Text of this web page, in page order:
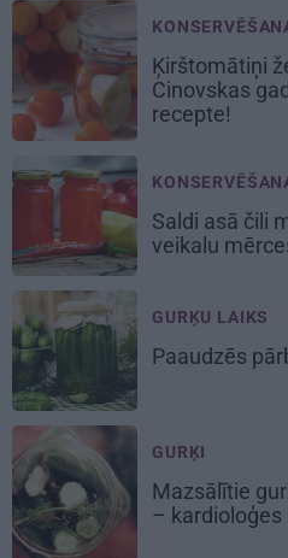
Ķirštomātiņi
Cinovskas
recepte!
Saldi asā čili
veikalu
GURĶU LAIKS
Paaudzēs
GURĶI
Mazsālītie
–